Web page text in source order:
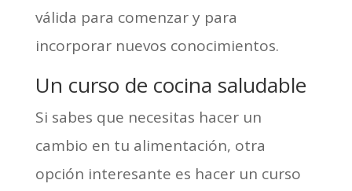
válida para comenzar y para
incorporar nuevos conocimientos.
Un curso de cocina saludable
Si sabes que necesitas hacer un
cambio en tu alimentación, otra
opción interesante es hacer un curso